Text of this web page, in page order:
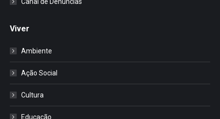
Viver
Ambiente
Ação Social
Cultura
Educação